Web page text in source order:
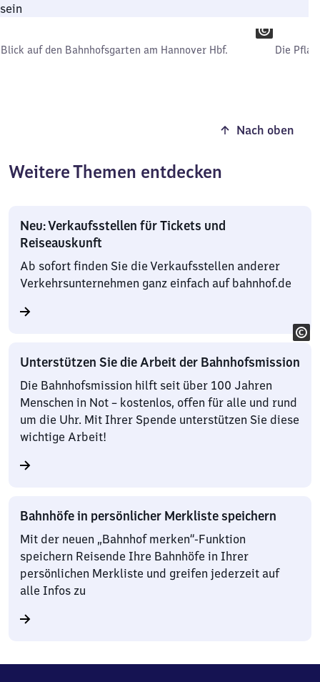
sein
Blick auf den Bahnhofsgarten am Hannover Hbf. Die
Nach oben
Weitere Themen entdecken
Neu: Verkaufsstellen für Tickets und
Reiseauskunft
Ab sofort finden Sie die Verkaufsstellen anderer
Verkehrsunternehmen ganz einfach auf bahnhof.de
Unterstützen Sie die Arbeit der Bahnhofsmission
Die Bahnhofsmission hilft seit über 100 Jahren
Menschen in Not – kostenlos, offen für alle und rund
um die Uhr. Mit Ihrer Spende unterstützen Sie diese
wichtige Arbeit!
Bahnhöfe in persönlicher Merkliste speichern
Mit der neuen „Bahnhof merken“-Funktion
speichern Reisende Ihre Bahnhöfe in Ihrer
persönlichen Merkliste und greifen jederzeit auf
alle Infos zu